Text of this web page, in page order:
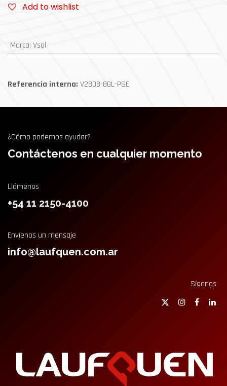
Add to wishlist
Marca: Vsol
Referencia interna: V2808-8GL-PSE
¿Cómo podemos ayudar?
Contáctenos en cualquier momento
Llámenos
+54 11 2150-4100
Envíenos un mensaje
info@laufquen.com.ar
Síganos